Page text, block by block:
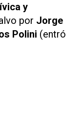
y
por Jorge
Polini (entró